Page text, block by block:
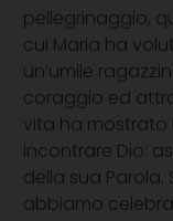
pellegrinaggio,
cui Maria ha
un’umile
coraggio ed
vita ha mostrato
incontrare Dio:
della sua
abbiamo